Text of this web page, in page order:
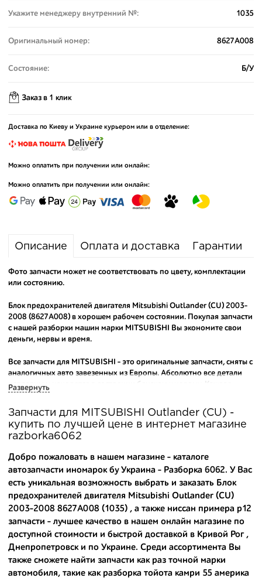
Укажите менеджеру внутренний №: 1035
Оригинальный номер: 8627A008
Состояние: Б/У
Заказ в 1 клик
Доставка по Киеву и Украине курьером или в отделение:
Можно оплатить при получении или онлайн:
Можно оплатить при получении или онлайн:
Описание Оплата и доставка Гарантии
Фото запчасти может не соответствовать по цвету, комплектации
или состоянию.
Блок предохранителей двигателя Mitsubishi Outlander (CU) 2003-
2008 (8627A008) в хорошем рабочем состоянии. Покупая запчасти
с нашей разборки машин марки MITSUBISHI Вы экономите свои
деньги, нервы и время.
Все запчасти для MITSUBISHI - это оригинальные запчасти, сняты с
аналогичных авто завезенных из Европы. Абсолютно все детали
исправны и находятся в состоянии близком к новому. Каждая
производителя.
Вашему вниманию предлагаем широкий ассортимент
автозапчастей дляMITSUBISHI Outlander (CU) 2003-2008
популярных марок. Мы продаем оригинальные и
высококачественные запчасти, отказываясь от контрафактных
аналогов.
Многие наши оптовые клиенты рекомендуют именно нашу
разборку как надежного и проверенного продавца. Если вам
требуется приобрести оптовую партию деталей для японских
автомобилей, то консультанты нашего интернет-магазина
подберут вам товар и укомплектуют партию. Также мы поможем с
правильным выбором по каталогу автозапчастей.
Купить комплектующие для авто с разборки – хорошее решение.
Развернуть
Запчасти для MITSUBISHI Outlander (CU) -
купить по лучшей цене в интернет магазине
razborka6062
Добро пожаловать в нашем магазине - каталоге
автозапчасти иномарок бу Украина - Разборка 6062. У Вас
есть уникальная возможность выбрать и заказать Блок
предохранителей двигателя Mitsubishi Outlander (CU)
2003-2008 8627A008 (1035) , а также ниссан примера р12
запчасти - лучшее качество в нашем онлайн магазине по
доступной стоимости и быстрой доставкой в Кривой Рог ,
Днепропетровск и по Украине. Среди ассортимента Вы
также сможете найти запчасти как раз точной марки
автомобиля, такие как разборка тойота камри 55 америка